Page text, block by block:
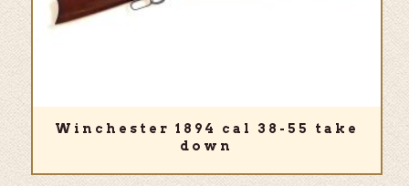
Winchester 1894 cal 38-55 take
down